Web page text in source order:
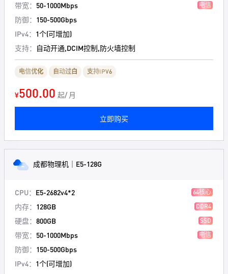
带宽： 50-1000Mbps 电信
防御： 150-500Gbps
IPv4： 1个(可增加)
支持：
自动开通,DCIM控制,防火墙控制
电信优化 自动过白 支持IPV6
¥500.00 起/ 月
立即购买
成都物理机｜E5-128G
CPU： E5-2682v4*2 64核心
内存： 128GB DDR4
硬盘： 800GB SSD
带宽： 50-1000Mbps 电信
防御： 150-500Gbps
IPv4： 1个(可增加)